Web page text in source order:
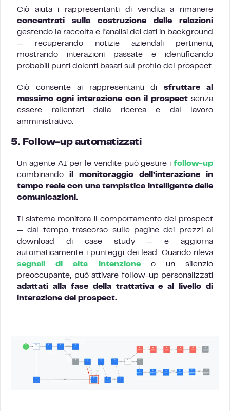
Ciò aiuta i rappresentanti di vendita a rimanere
concentrati sulla costruzione delle relazioni
gestendo la raccolta e l’analisi dei dati in background
— recuperando notizie aziendali pertinenti,
mostrando interazioni passate e identificando
probabili punti dolenti basati sul profilo del prospect.
Ciò consente ai rappresentanti di sfruttare al
massimo ogni interazione con il prospect senza
essere rallentati dalla ricerca e dal lavoro
amministrativo.
5. Follow-up automatizzati
Un agente AI per le vendite può gestire i follow-up
combinando il monitoraggio dell’interazione in
tempo reale con una tempistica intelligente delle
comunicazioni.
Il sistema monitora il comportamento del prospect
— dal tempo trascorso sulle pagine dei prezzi al
download di case study — e aggiorna
automaticamente i punteggi dei lead. Quando rileva
segnali di alta intenzioneo un silenzio
preoccupante, può attivare follow-up personalizzati
adattati alla fase della trattativa e al livello di
interazione del prospect.